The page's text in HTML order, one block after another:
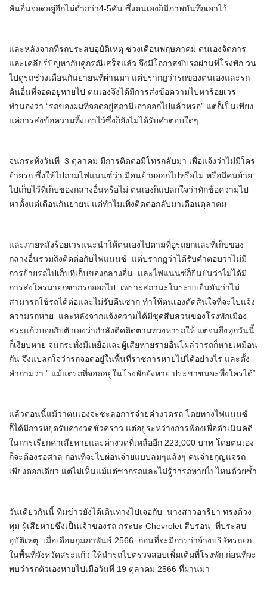
คันอื่นจอดอยู่อีกไม่ต่ำกว่า4-5คัน ซึ่งตนเองก็มีภาพบันทึกเอาไว้
และหลังจากที่รถประสบอุบัติเหตุ ช่วงเดือนพฤษภาคม ตนเองจัดการ
และเคลียร์ปัญหากับคู่กรณีเสร็จแล้ว จึงมีโอกาสขับรถผ่านที่โรงพัก วน
ไปดูรถช่วงเดือนกันยายนที่ผ่านมา แต่ปรากฏว่ารถของตนเองและรถ
คันอื่นที่จอดอยู่หายไป ตนเองจึงได้มีการส่งข้อความไปหาร้อยเวร
ทำนองว่า “รถของผมที่จอดอยู่สถานีเอาออกไปแล้วหรอ” แต่ก็เป็นเพียง
แค่การส่งข้อความทิ้งเอาไว้ซึ่งก็ยังไม่ได้รับคำตอบใดๆ
จนกระทั่งวันที่ 3 ตุลาคม มีการติดต่อมีโทรกลับมา เพื่อแจ้งว่าไม่มีใคร
ย้ายรถ ซึ่งให้ไปถามไฟแนนซ์ว่า มีคนย้ายออกไปหรือไม่ หรือมีคนย้าย
ไปเก็บไว้ที่เก็บของกลางอื่นหรือไม่ ตนเองก็แปลกใจว่าทักข้อความไป
หาตั้งแต่เดือนกันยายน แต่ทำไมเพิ่งติดต่อกลับมาเดือนตุลาคม
และภายหลังร้อยเวรแนะนำให้ตนเองไปตามที่อู่รถยกและที่เก็บของ
กลางอื่นรวมถึงติดต่อกับไฟแนนซ์ แต่ปรากฏว่าได้รับคำตอบว่าไม่มี
การย้ายรถไปเก็บที่เก็บของกลางอื่น และไฟแนนซ์ก็ยืนยันว่าไม่ได้มี
การส่งใครมายกซากรถออกไป เพราะสถานะในระบบยืนยันว่าไม่
สามารถใช้รถได้ต่อและไม่รับคืนซาก ทำให้ตนเองตัดสินใจที่จะไปแจ้ง
ความรถหาย และหลังจากแจ้งความได้มีชุดสืบสวนของโรงพักเมือง
สระแก้วบอกกับตัวเองว่ากำลังติดติดตามทวงหารถให้ แต่จนถึงทุกวันนี้
ก็เงียบหาย จนกระทั่งมีเหยื่อและผู้เสียหายรายอื่นโผล่ว่ารถก็หายเหมือน
กัน จึงแปลกใจว่ารถจอดอยู่ในพื้นที่ราชการหายไปได้อย่างไร และตั้ง
คำถามว่า ” แม้แต่รถที่จอดอยู่ในโรงพักยังหาย ประชาชนจะพึ่งใครได้“
แล้วตอนนี้แม้ว่าตนเองจะชะลอการจ่ายค่างวดรถ โดยทางไฟแนนซ์
ก็ได้มีการหยุดรับค่างวดชั่วคราว แต่อยู่ระหว่างการฟ้องเพื่อดำเนินคดี
ในการเรียกค่าเสียหายและค่างวดที่เหลืออีก 223,000 บาท โดยตนเอง
ก็จะต้องรอศาล ก่อนที่จะไปผ่อนจ่ายแบบลมๆแล้งๆ คนจ่ายกุญแจรถ
เพียงดอกเดียว แต่ไม่เห็นแม้แต่ซากรถและไม่รู้ว่ารถหายไปไหนด้วยซ้ำ
วันเดียวกันนี้ ทีมข่าวยังได้เดินทางไปเจอกับ นางสาวอารียา ทรงด้วง
ทุม ผู้เสียหายซึ่งเป็นเจ้าของรถ กระบะ Chevrolet สีบรอน ที่ประสบ
อุบัติเหตุ เมื่อเดือนกุมภาพันธ์ 2566 ก่อนที่จะมีการว่าจ้างบริษัทรถยก
ในพื้นที่จังหวัดสระแก้ว ให้นำรถไปตรวจสอบเพิ่มเติมที่โรงพัก ก่อนที่จะ
พบว่ารถตัวเองหายไปเมื่อวันที่ 19 ตุลาคม 2566 ที่ผ่านมา